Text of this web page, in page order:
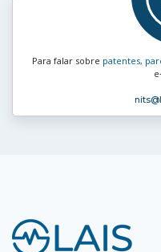
Para falar sobre patentes,
nits